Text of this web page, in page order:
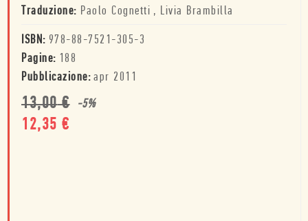
Traduzione: Paolo Cognetti , Livia Brambilla
ISBN: 978-88-7521-305-3
Pagine: 188
Pubblicazione: apr 2011
13,00€ -5%
12,35 €